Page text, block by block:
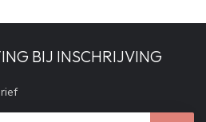
BIJ INSCHRIJVING